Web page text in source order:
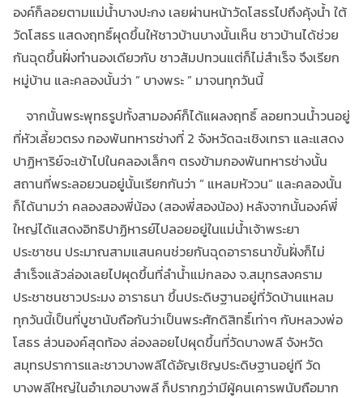
องค์ก็ลอยตามแม่น้ำบางปะกง เลยผ่านหน้าวัดโสธรไปถึงคุ้งน้ำ ใต้
วัดโสธร แสดงฤทธิ์ผุดขึ้นให้ชาวบ้านบางนั้นเห็น ชาวบ้านได้ช่วย
กันฉุดขึ้นฝั่งทำนองเดียวกับ ชาวสัมปทวนแต่ก็ไม่สำเร็จ จึงเรียก
หมู่บ้าน และคลองนั้นว่า ” บางพระ ” มาจนทุกวันนี้
จากนั้นพระพุทธรูปทั้งสามองค์ก็ได้แผลงฤทธิ์ ลอยทวนน้ำวนอยู่
ที่หัวเลี้ยวตรง กองพันทหารช่างที่ 2 จังหวัดฉะเชิงเทรา และแสดง
ปาฏิหาริย์จะเข้าไปในคลองเล็กๆ ตรงข้ามกองพันทหารช่างนั้น
สถานที่พระลอยวนอยู่นั้นเรียกกันว่า ” แหลมหัววน” และคลองนั้น
ก็ได้นามว่า คลองสองพี่น้อง (สองพี่สองน้อง) หลังจากนั้นองค์พี่
ใหญ่ได้แสดงอิทธิปาฏิหารย์ไปลอยอยู่ในแม่น้ำเจ้าพระยา
ประชาชน ประมาณสามแสนคนช่วยกันฉุดอาราธนาขั้นฝั่งก็ไม่
สำเร็จแล้วล่องเลยไปผุดขึ้นที่ลำน้ำแม่กลอง จ.สมุทรสงคราม
ประชาชนชาวประมง อาราธนา ขึ้นประดิษฐานอยู่ที่วัดบ้านแหลม
ทุกวันนี้เป็นที่บูชานับถือกันว่าเป็นพระศักดิสิทธิ์เท่าๆ กับหลวงพ่อ
โสธร ส่วนองค์สุดท้อง ล่องลอยไปผุดขึ้นที่วัดบางพลี จังหวัด
สมุทรปราการและชาวบางพลีได้อัญเชิญประดิษฐานอยู่ที วัด
บางพลีใหญ่ในอำเภอบางพลี ก็ปรากฏว่ามีผู้คนเคารพนับถือมาก